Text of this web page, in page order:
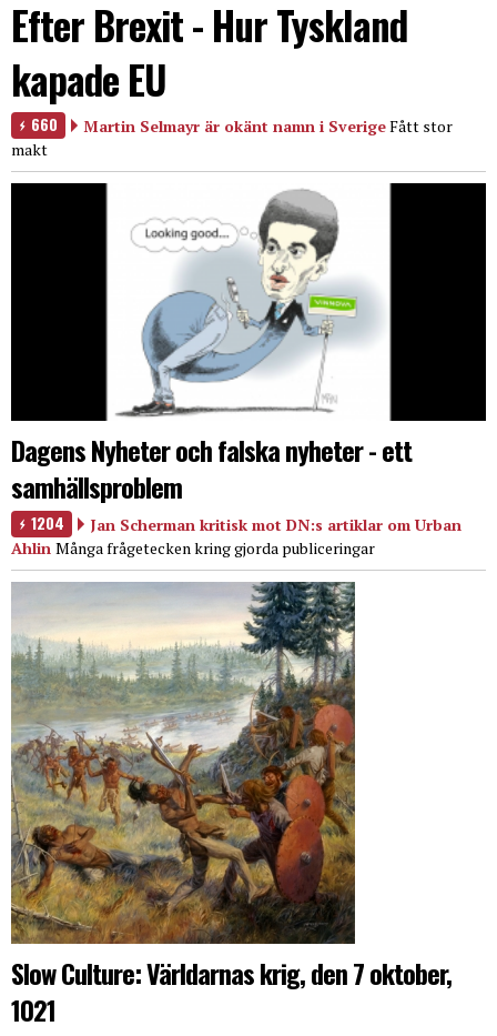
Efter Brexit - Hur Tyskland
kapade EU
660 Martin Selmayr är okänt namn i SverigeFått stor
makt
Dagens Nyheter och falska nyheter - ett
samhällsproblem
1204
Jan Scherman kritisk mot DN:s artiklar om Urban
Ahlin Många frågetecken kring gjorda publiceringar
Slow Culture: Världarnas krig, den 7 oktober,
1021